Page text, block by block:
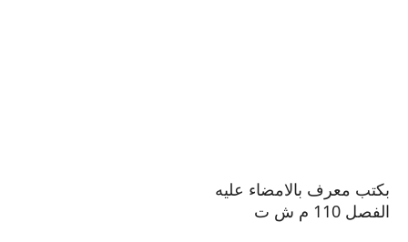
بكتب معرف بالامضاء عليه
الفصل 110 م ش ت